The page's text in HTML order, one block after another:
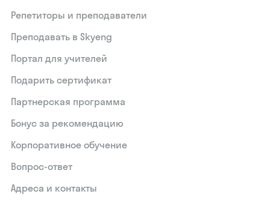
Репетиторы и преподаватели
Преподавать в Skyeng
Портал для учителей
Подарить сертификат
Партнерская программа
Бонус за рекомендацию
Корпоративное обучение
Вопрос-ответ
Адреса и контакты